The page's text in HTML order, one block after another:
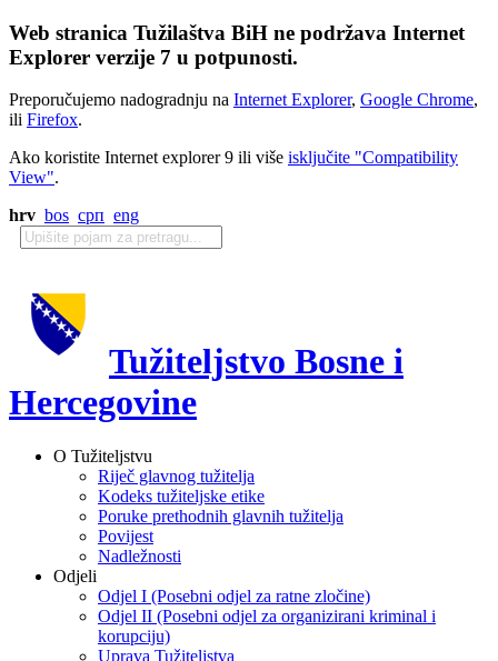
Web stranica Tužilaštva BiH ne podržava Internet
Explorer verzije 7 u potpunosti.
Preporučujemo nadogradnju na Internet Explorer, Google Chrome,
ili Firefox.
Ako koristite Internet explorer 9 ili više isključite "Compatibility
View".
hrv bos срп eng
Tužiteljstvo Bosne i
Hercegovine
O Tužiteljstvu
Riječ glavnog tužitelja
Kodeks tužiteljske etike
Poruke prethodnih glavnih tužitelja
Povijest
Nadležnosti
Odjeli
Odjel I (Posebni odjel za ratne zločine)
Odjel II (Posebni odjel za organizirani kriminal i
korupciju)
Uprava Tužiteljstva